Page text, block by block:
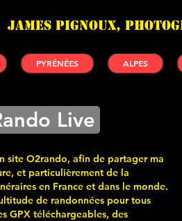
James PIGNOUX,
PYRÉNÉES ALPES
Live
site O2rando, afin de partager ma
et particulièrement de la
en France et dans le monde.
de randonnées pour tous
GPX téléchargeables, des